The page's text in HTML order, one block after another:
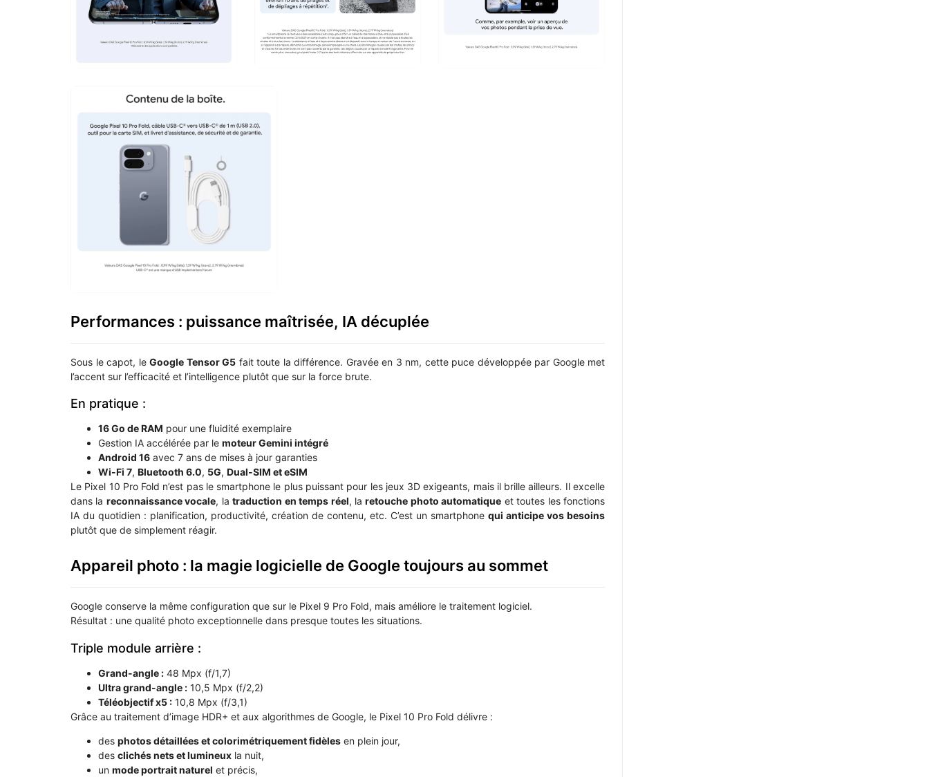
Performances : puissance maîtrisée, IA décuplée
Sous le capot, le Google Tensor G5 fait toute la différence. Gravée en 3 nm, cette puce développée par Google met
l’accent sur l’efficacité et l’intelligence plutôt que sur la force brute.
En pratique :
16 Go de RAM pour une fluidité exemplaire
Gestion IA accélérée par le moteur Gemini intégré
Android 16 avec 7 ans de mises à jour garanties
Wi-Fi 7, Bluetooth 6.0, 5G, Dual-SIM et eSIM
Le Pixel 10 Pro Fold n’est pas le smartphone le plus puissant pour les jeux 3D exigeants, mais il brille ailleurs. Il excelle
dans la reconnaissance vocale, latraduction en temps réel, laretouche photo automatique et toutes les fonctions
IA du quotidien : planification, productivité, création de contenu, etc. C’est un smartphone qui anticipe vos besoins
plutôt que de simplement réagir.
Appareil photo : la magie logicielle de Google toujours au sommet
Google conserve la même configuration que sur le Pixel 9 Pro Fold, mais améliore le traitement logiciel.
Résultat : une qualité photo exceptionnelle dans presque toutes les situations.
Triple module arrière :
Grand-angle : 48 Mpx (f/1,7)
Ultra grand-angle : 10,5 Mpx (f/2,2)
Téléobjectif x5 : 10,8 Mpx (f/3,1)
Grâce au traitement d’image HDR+ et aux algorithmes de Google, le Pixel 10 Pro Fold délivre :
des photos détaillées et colorimétriquement fidèles en plein jour,
des clichés nets et lumineux la nuit,
un mode portrait naturel et précis,